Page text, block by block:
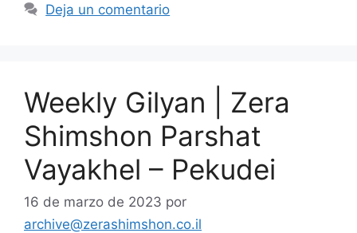
Deja un comentario
Weekly Gilyan | Zera
Shimshon Parshat
Vayakhel – Pekudei
16 de marzo de 2023 por
archive@zerashimshon.co.il